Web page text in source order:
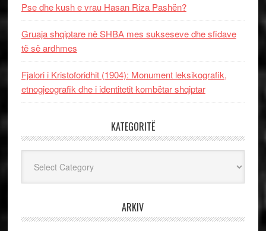
Pse dhe kush e vrau Hasan Riza Pashën?
Gruaja shqiptare në SHBA mes sukseseve dhe sfidave
të së ardhmes
Fjalori i Kristoforidhit (1904): Monument leksikografik,
etnogjeografik dhe i identitetit kombëtar shqiptar
KATEGORITË
ARKIV